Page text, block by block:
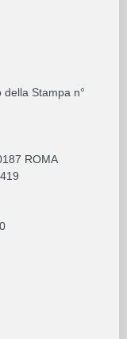
Stampa n°
ROMA